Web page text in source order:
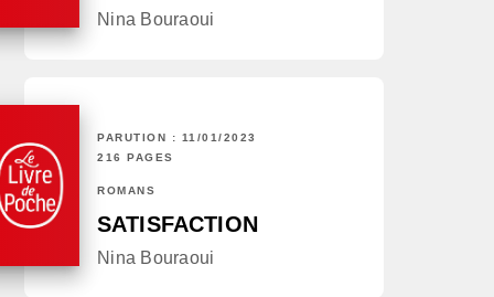
Nina Bouraoui
PARUTION : 11/01/2023
216 PAGES
ROMANS
SATISFACTION
Nina Bouraoui